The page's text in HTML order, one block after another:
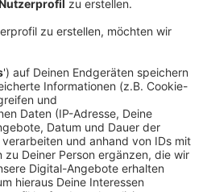
einher. Bei einer
zwischen 21 und 25
beispielsweise ein
einen Punkt in Flensburg.
soll mit dem neuen
werden. Das Halten auf